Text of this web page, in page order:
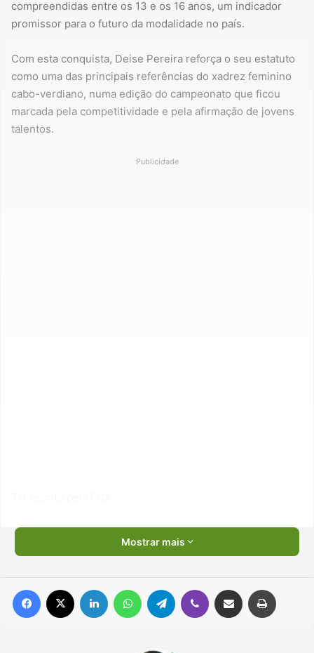
compreendidas entre os 13 e os 16 anos, um indicador
promissor para o futuro da modalidade no país.
Com esta conquista, Deise Pereira reforça o seu estatuto
como uma das principais referências do xadrez feminino
cabo-verdiano, numa edição do campeonato que ficou
marcada pela competitividade e pela afirmação de jovens
talentos.
Publicidade
Mostrar mais
Facebook Linkedin WhatsAppTelegram Viber Compartilhar via e-mail